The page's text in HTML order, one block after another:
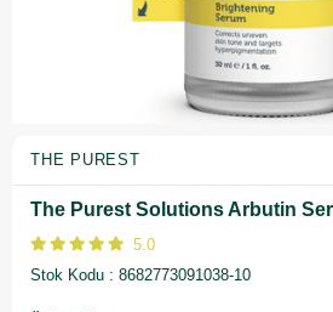
THE PUREST
The Purest Solutions Arbutin
5.0
Stok Kodu
8682773091038-10